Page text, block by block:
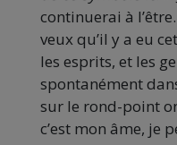
continuerai à
veux qu’il y a eu
les esprits, et les
spontanément
sur le rond-point
c’est mon âme, je